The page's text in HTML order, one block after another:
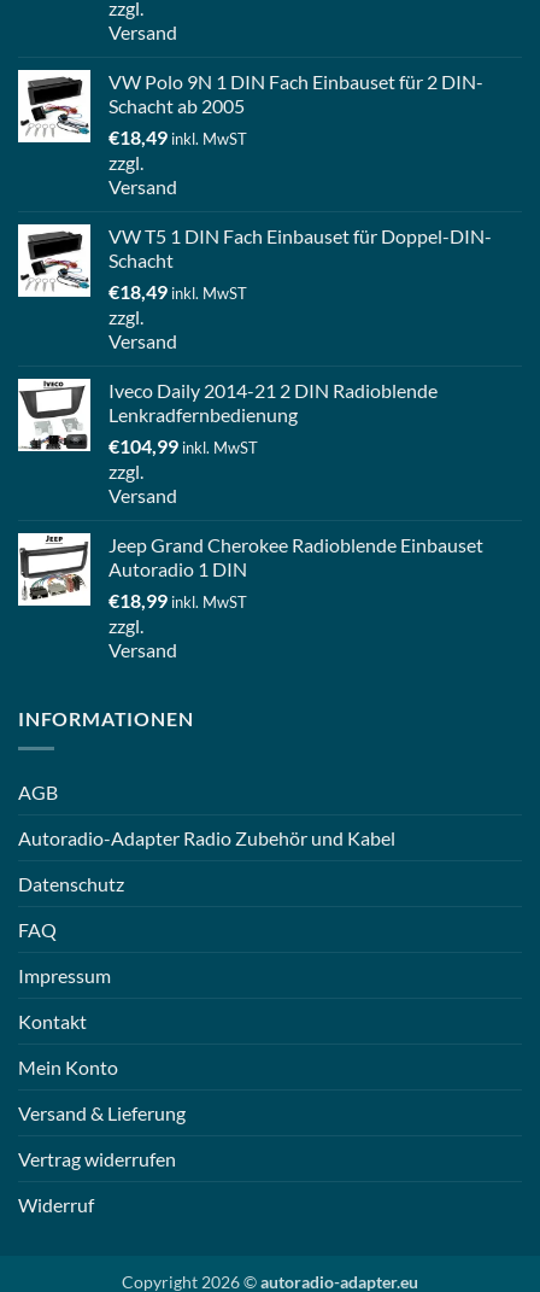
zzgl.
Versand
VW Polo 9N 1 DIN Fach Einbauset für 2 DIN-
Schacht ab 2005
€18,49 inkl. MwST
zzgl.
Versand
VW T5 1 DIN Fach Einbauset für Doppel-DIN-
Schacht
€18,49 inkl. MwST
zzgl.
Versand
Iveco Daily 2014-21 2 DIN Radioblende
Lenkradfernbedienung
€104,99 inkl. MwST
zzgl.
Versand
Jeep Grand Cherokee Radioblende Einbauset
Autoradio 1 DIN
€18,99 inkl. MwST
zzgl.
Versand
INFORMATIONEN
AGB
Autoradio-Adapter Radio Zubehör und Kabel
Datenschutz
FAQ
Impressum
Kontakt
Mein Konto
Versand & Lieferung
Vertrag widerrufen
Widerruf
Copyright 2026 ©autoradio-adapter.eu